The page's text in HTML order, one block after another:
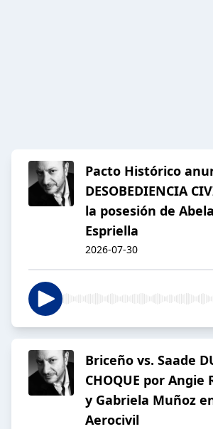
Pacto Histórico
DESOBEDIENCIA
la posesión de
Espriella
2026-07-30
Briceño vs. Saade
CHOQUE por Angie
y Gabriela Muñoz
Aerocivil